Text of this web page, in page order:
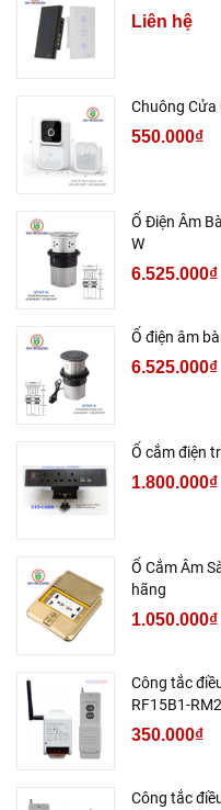
Liên hệ
Chuông Cửa
550.000₫
Ổ Điện Âm
W
6.525.000₫
Ổ điện âm
6.525.000₫
Ổ cắm điện
1.800.000₫
Ổ Cắm Âm
hãng
1.050.000₫
Công tắc
RF15B1-
350.000₫
Công tắc